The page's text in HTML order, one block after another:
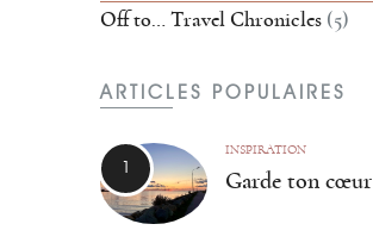
Off to… Travel Chronicles (5)
ARTICLES POPULAIRES
INSPIRATION
Garde ton cœur